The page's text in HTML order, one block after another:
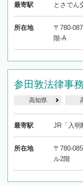
最寄駅 とさでん
所在地
〒780-
階-A
参田敦法律事
高知県
最寄駅 JR「入明
所在地
〒780-
ル2階